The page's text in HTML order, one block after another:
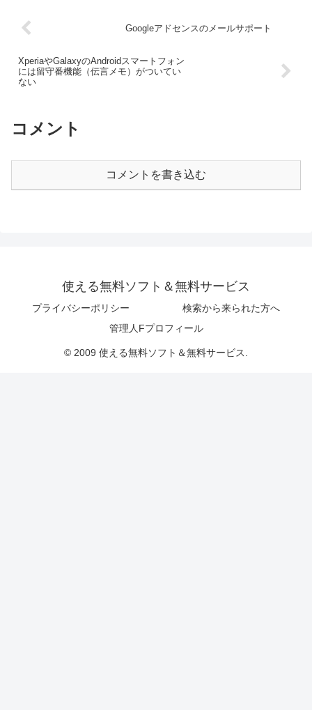
Googleアドセンスのメールサポート
XperiaやGalaxyのAndroidスマートフォン
には留守番機能（伝言メモ）がついてい
ない
コメント
コメントを書き込む
使える無料ソフト＆無料サービス
プライバシーポリシー
検索から来られた方へ
管理人Fプロフィール
© 2009 使える無料ソフト＆無料サービス.